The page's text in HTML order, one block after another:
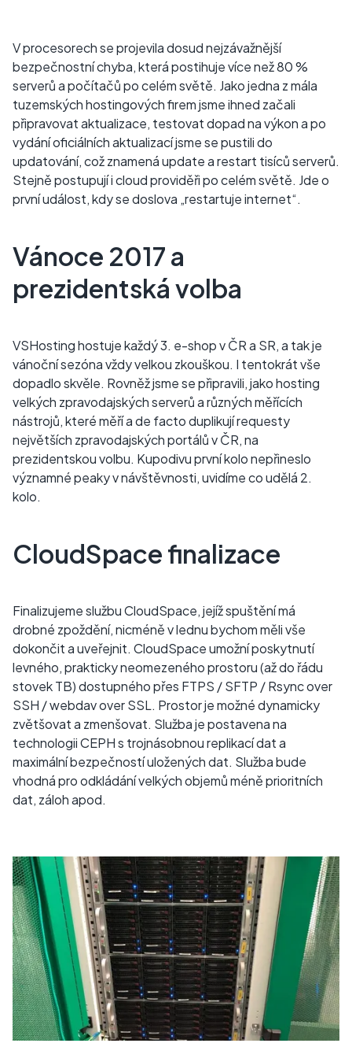
V procesorech se projevila dosud nejzávažnější
bezpečnostní chyba, která postihuje více než 80 %
serverů a počítačů po celém světě. Jako jedna z mála
tuzemských hostingových firem jsme ihned začali
připravovat aktualizace, testovat dopad na výkon a po
vydání oficiálních aktualizací jsme se pustili do
updatování, což znamená update a restart tisíců serverů.
Stejně postupují i cloud providěři po celém světě. Jde o
první událost, kdy se doslova „restartuje internet“.
Vánoce 2017 a
prezidentská volba
VSHosting hostuje každý 3. e-shop v ČR a SR, a tak je
vánoční sezóna vždy velkou zkouškou. I tentokrát vše
dopadlo skvěle. Rovněž jsme se připravili, jako hosting
velkých zpravodajských serverů a různých měřících
nástrojů, které měří a de facto duplikují requesty
největších zpravodajských portálů v ČR, na
prezidentskou volbu. Kupodivu první kolo nepřineslo
významné peaky v návštěvnosti, uvidíme co udělá 2.
kolo.
CloudSpace finalizace
Finalizujeme službu CloudSpace, jejíž spuštění má
drobné zpoždění, nicméně v lednu bychom měli vše
dokončit a uveřejnit. CloudSpace umožní poskytnutí
levného, prakticky neomezeného prostoru (až do řádu
stovek TB) dostupného přes FTPS / SFTP / Rsync over
SSH / webdav over SSL. Prostor je možné dynamicky
zvětšovat a zmenšovat. Služba je postavena na
technologii CEPH s trojnásobnou replikací dat a
maximální bezpečností uložených dat. Služba bude
vhodná pro odkládání velkých objemů méně prioritních
dat, záloh apod.